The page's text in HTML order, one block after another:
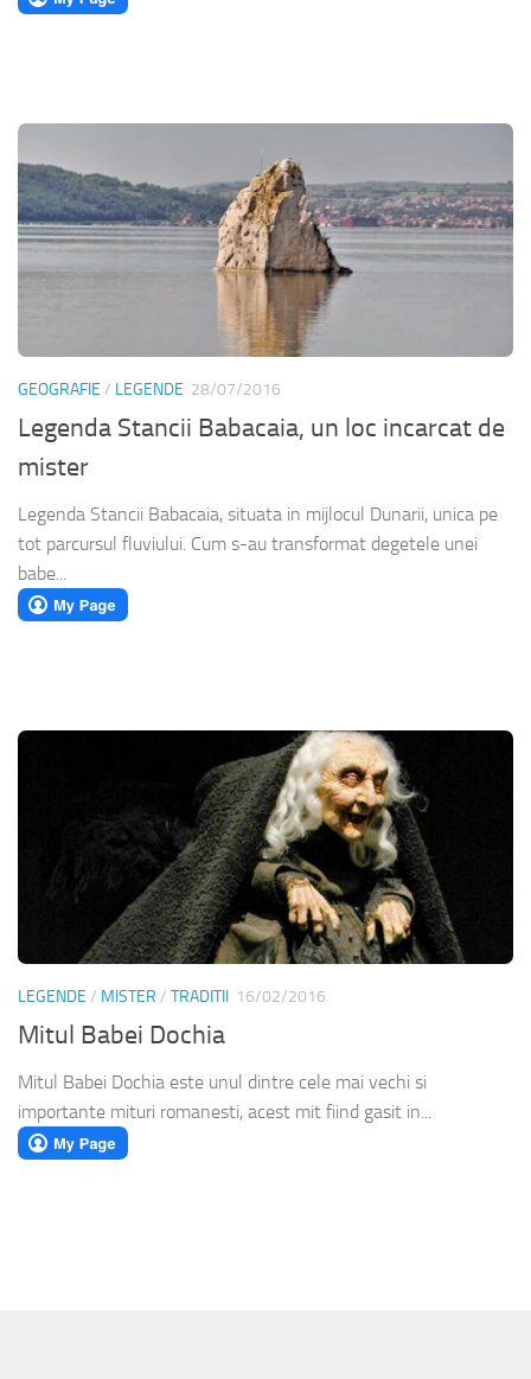
GEOGRAFIE / LEGENDE 28/07/2016
Legenda Stancii Babacaia, un loc incarcat de
mister
Legenda Stancii Babacaia, situata in mijlocul Dunarii, unica pe
tot parcursul fluviului. Cum s-au transformat degetele unei
babe...
LEGENDE / MISTER / TRADITII 16/02/2016
Mitul Babei Dochia
Mitul Babei Dochia este unul dintre cele mai vechi si
importante mituri romanesti, acest mit fiind gasit in...